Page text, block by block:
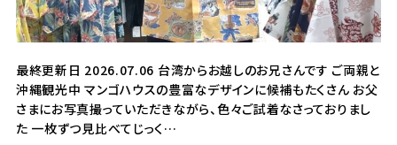
最終更新日 2026.07.06 台湾からお越しのお兄さんです ご両親と
沖縄観光中 マンゴハウスの豊富なデザインに候補もたくさん お父
さまにお写真撮っていただきながら、色々ご試着なさっておりまし
た 一枚ずつ見比べてじっく…